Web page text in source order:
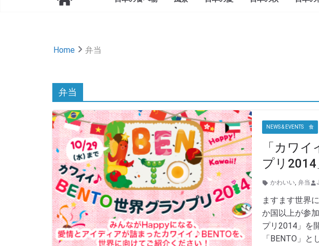
Home 弁当
弁当
NEWS & EVENTS 食
「カワ
プリ2014
かわいい, 弁当
ますます世界
か国以上が参
プリ2014」を
「BENTO」